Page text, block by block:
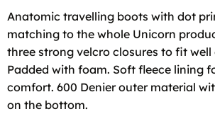
Anatomic travelling boots with dot
matching to the whole Unicorn
three strong velcro closures to fit well
Padded with foam. Soft fleece lining
comfort. 600 Denier outer material
on the bottom.